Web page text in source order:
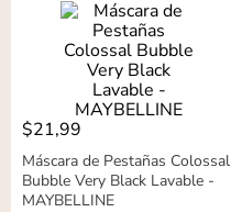
$21,99
Máscara de Pestañas Colossal
Bubble Very Black Lavable -
MAYBELLINE